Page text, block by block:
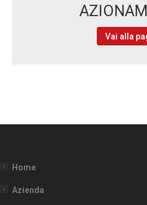
Vai alla
Home
Azienda